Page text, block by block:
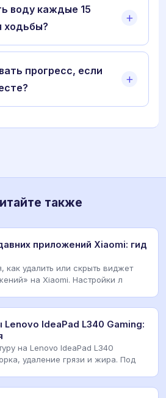
воду каждые 15
ходьбы?
прогресс, если
также
приложений Xiaomi: гид
как удалить или скрыть виджет
на Xiaomi. Настройки л
Lenovo IdeaPad L340 Gaming:
на Lenovo IdeaPad L340
удаление грязи и жира. Под